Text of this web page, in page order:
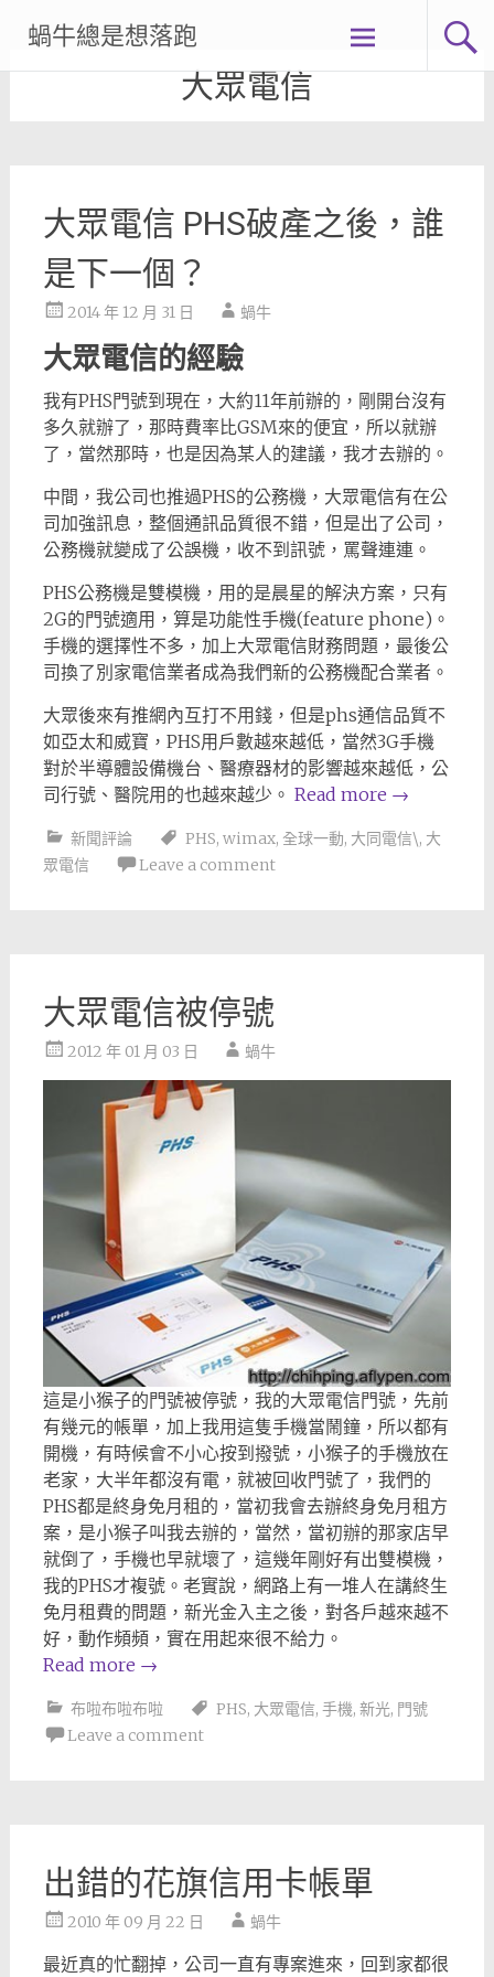
content
蝸牛總是想落跑
大眾電信
大眾電信 PHS破產之後，誰
是下一個？
2014 年 12 月 31 日 蝸牛
大眾電信的經驗
我有PHS門號到現在，大約11年前辦的，剛開台沒有
多久就辦了，那時費率比GSM來的便宜，所以就辦
了，當然那時，也是因為某人的建議，我才去辦的。
中間，我公司也推過PHS的公務機，大眾電信有在公
司加強訊息，整個通訊品質很不錯，但是出了公司，
公務機就變成了公誤機，收不到訊號，罵聲連連。
PHS公務機是雙模機，用的是晨星的解決方案，只有
2G的門號適用，算是功能性手機(feature phone)。
手機的選擇性不多，加上大眾電信財務問題，最後公
司換了別家電信業者成為我們新的公務機配合業者。
大眾後來有推網內互打不用錢，但是phs通信品質不
如亞太和威寶，PHS用戶數越來越低，當然3G手機
對於半導體設備機台、醫療器材的影響越來越低，公
司行號、醫院用的也越來越少。 Read more →
新聞評論 PHS, wimax, 全球一動, 大同電信\, 大
眾電信
Leave a comment
大眾電信被停號
2012 年 01 月 03 日 蝸牛
這是小猴子的門號被停號，我的大眾電信門號，先前
有幾元的帳單，加上我用這隻手機當鬧鐘，所以都有
開機，有時候會不小心按到撥號，小猴子的手機放在
老家，大半年都沒有電，就被回收門號了，我們的
PHS都是終身免月租的，當初我會去辦終身免月租方
案，是小猴子叫我去辦的，當然，當初辦的那家店早
就倒了，手機也早就壞了，這幾年剛好有出雙模機，
我的PHS才複號。老實說，網路上有一堆人在講終生
免月租費的問題，新光金入主之後，對各戶越來越不
好，動作頻頻，實在用起來很不給力。
Read more →
布啦布啦布啦 PHS, 大眾電信, 手機, 新光, 門號
Leave a comment
出錯的花旗信用卡帳單
2010 年 09 月 22 日 蝸牛
最近真的忙翻掉，公司一直有專案進來，回到家都很